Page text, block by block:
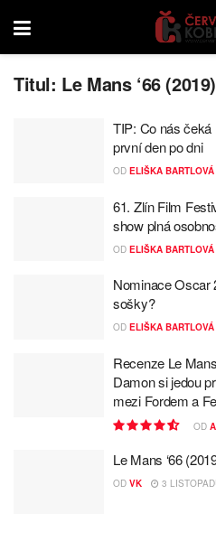
Titul: Le Mans ‘66 (2019)
TIP: Co nás čeká
první den po dni
OD ELIŠKA BARTLOVÁ
61. Zlín Film
show plná
OD ELIŠKA BARTLOVÁ
Nominace Oscar
sošky?
OD ELIŠKA BARTLOVÁ
Recenze Le
Damon si jedou
mezi Fordem a
OD
Le Mans ‘66
OD VK 3